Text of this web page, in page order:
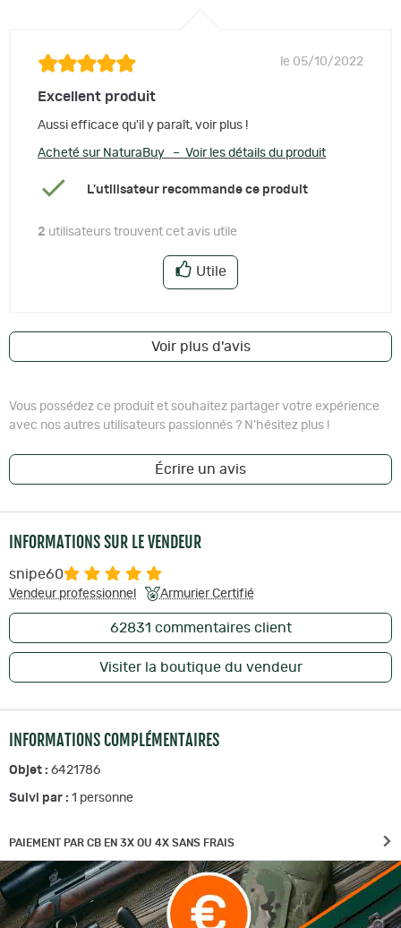
le 05/10/2022
Excellent produit
Aussi efficace qu'il y paraît, voir plus !
Acheté sur NaturaBuy – Voir les détails du produit
L'utilisateur recommande ce produit
2 utilisateurs trouvent cet avis utile
Utile
Voir plus d'avis
Vous possédez ce produit et souhaitez partager votre expérience
avec nos autres utilisateurs passionnés ? N'hésitez plus !
Écrire un avis
INFORMATIONS SUR LE VENDEUR
snipe60
Vendeur professionnel Armurier Certifié
62831 commentaires client
Visiter la boutique du vendeur
INFORMATIONS COMPLÉMENTAIRES
Objet : 6421786
Suivi par : 1 personne
PAIEMENT PAR CB EN 3X OU 4X SANS FRAIS